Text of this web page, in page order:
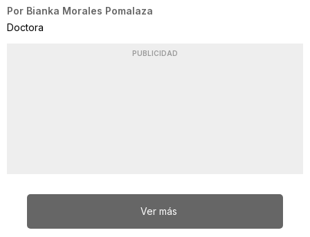
Por Bianka Morales Pomalaza
Doctora
PUBLICIDAD
Ver más